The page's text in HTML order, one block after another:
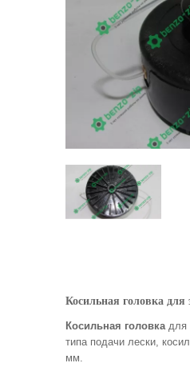
Косильная головка
Косильная головкадля
типа подачи лески,
мм.